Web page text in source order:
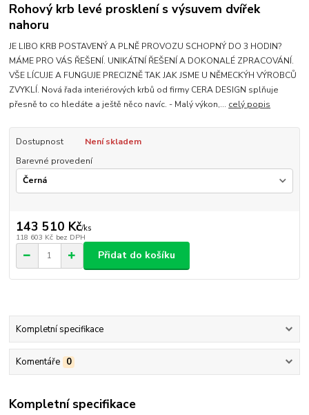
Rohový krb levé prosklení s výsuvem dvířek
nahoru
JE LIBO KRB POSTAVENÝ A PLNĚ PROVOZU SCHOPNÝ DO 3 HODIN?
MÁME PRO VÁS ŘEŠENÍ. UNIKÁTNÍ ŘEŠENÍ A DOKONALÉ ZPRACOVÁNÍ.
VŠE LÍCUJE A FUNGUJE PRECIZNĚ TAK JAK JSME U NĚMECKÝH VÝROBCŮ
ZVYKLÍ. Nová řada interiérových krbů od firmy CERA DESIGN splňuje
přesně to co hledáte a ještě něco navíc. - Malý výkon,... celý popis
Dostupnost
Není skladem
Barevné provedení
143 510 Kč/ks
118 603 Kč bez DPH
Přidat do košíku
Kompletní specifikace
Komentáře 0
Kompletní specifikace